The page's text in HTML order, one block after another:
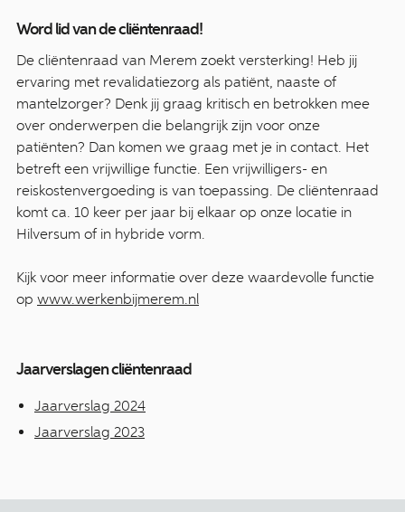
Word lid van de cliëntenraad!
De cliëntenraad van Merem zoekt versterking! Heb jij
ervaring met revalidatiezorg als patiënt, naaste of
mantelzorger? Denk jij graag kritisch en betrokken mee
over onderwerpen die belangrijk zijn voor onze
patiënten? Dan komen we graag met je in contact. Het
betreft een vrijwillige functie. Een vrijwilligers- en
reiskostenvergoeding is van toepassing. De cliëntenraad
komt ca. 10 keer per jaar bij elkaar op onze locatie in
Hilversum of in hybride vorm.
Kijk voor meer informatie over deze waardevolle functie
op www.werkenbijmerem.nl
Jaarverslagen cliëntenraad
Jaarverslag 2024
Jaarverslag 2023